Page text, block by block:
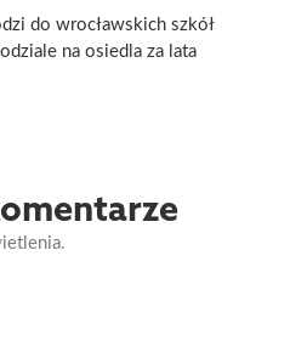
do wrocławskich szkół
na osiedla za lata